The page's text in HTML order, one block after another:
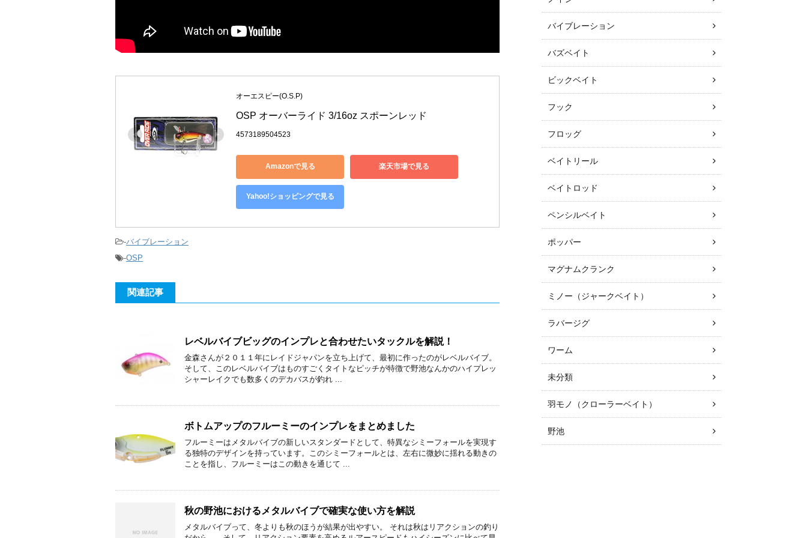
オーエスピー(O.S.P)
OSP オーバーライド 3/16oz スポーンレッド
4573189504523
Amazonで見る 楽天市場で見る
Yahoo!ショッピングで見る
-バイブレーション
-OSP
関連記事
レベルバイブビッグのインプレと合わせたいタックルを解説！
金森さんが２０１１年にレイドジャパンを立ち上げて、最初に作ったのがレベルバイブ。
そして、このレベルバイブはものすごくタイトなピッチが特徴で野池なんかのハイプレッ
シャーレイクでも数多くのデカバスが釣れ ...
ボトムアップのフルーミーのインプレをまとめました
フルーミーはメタルバイブの新しいスタンダードとして、特異なシミーフォールを実現す
る独特のデザインを持っています。このシミーフォールとは、左右に微妙に揺れる動きの
ことを指し、フルーミーはこの動きを通じて ...
秋の野池におけるメタルバイブで確実な使い方を解説
メタルバイブって、冬よりも秋のほうが結果が出やすい。 それは秋はリアクションの釣り
バイブレーション
バズベイト
ビックベイト
フック
フロッグ
ベイトリール
ベイトロッド
ペンシルベイト
ポッパー
マグナムクランク
ミノー（ジャークベイト）
ラバージグ
ワーム
未分類
羽モノ（クローラーベイト）
野池